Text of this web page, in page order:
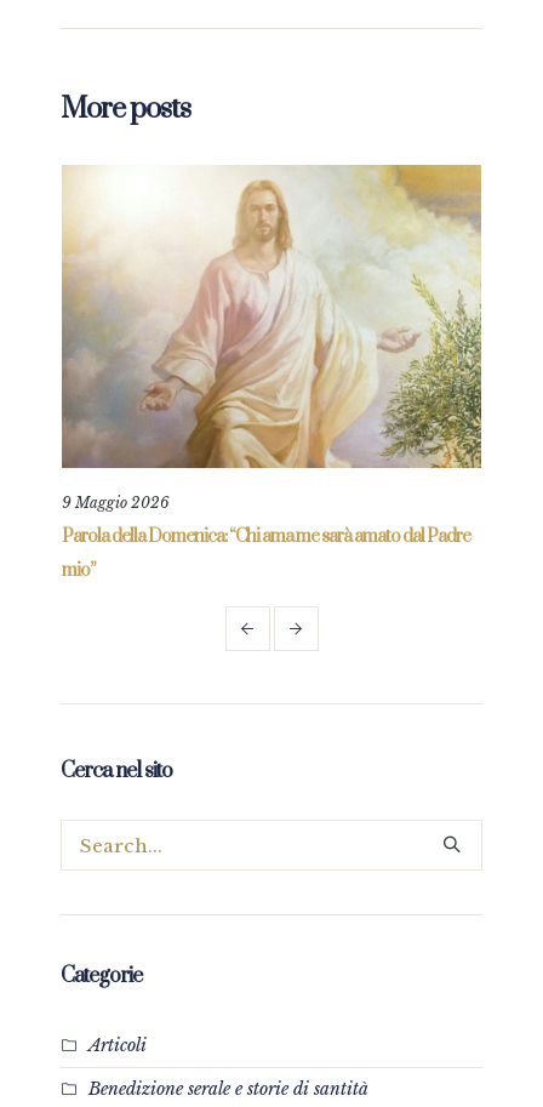
More posts
9 Maggio 2026
Parola della Domenica: “Chi ama me sarà amato dal Padre
mio”
Cerca nel sito
Categorie
Articoli
Benedizione serale e storie di santità